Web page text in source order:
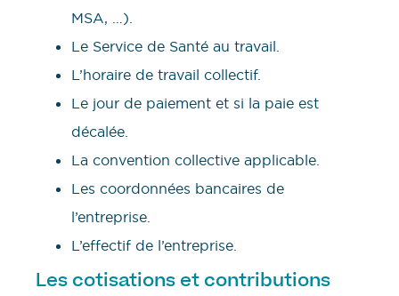
MSA, …).
Le Service de Santé au travail.
L’horaire de travail collectif.
Le jour de paiement et si la paie est
décalée.
La convention collective applicable.
Les coordonnées bancaires de
l’entreprise.
L’effectif de l’entreprise.
Les cotisations et contributions